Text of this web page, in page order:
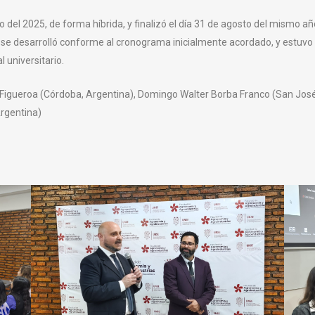
2025, de forma híbrida, y finalizó el día 31 de agosto del mismo
desarrolló conforme al cronograma inicialmente acordado, y
universitario.
(Córdoba, Argentina), Domingo Walter Borba Franco (San